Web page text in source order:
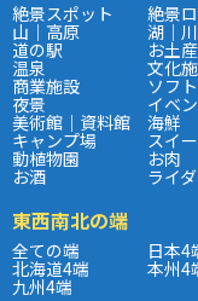
絶景スポット 絶景
山｜高原 湖｜
道の駅 お土産
温泉 文化
商業施設 ソフ
夜景 イベ
美術館｜資料館 海鮮
キャンプ場 スイ
動植物園 お肉
お酒 ライ
東西南北の端
全ての端 日本4
北海道4端 本州4
九州4端